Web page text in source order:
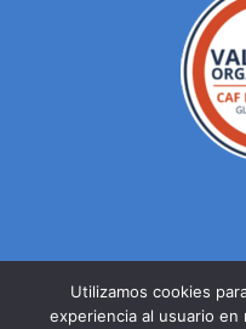
© DERECHOS
Utilizamos cookies
experiencia al usuario